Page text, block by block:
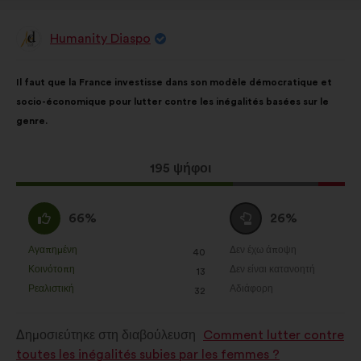
ΠρότασηHumanity Diaspo
της
πρότασης:
Il faut que la France investisse dans son modèle démocratique et
socio-économique pour lutter contre les inégalités basées sur le
genre.
Η
πρόταση
195 ψήφοι
κατανομή:
Συμφωνώ
:
66%
ως
εξής:
Αγαπημένη
: 40
φορές
Κοινότοπη
: 13
φορές
Ρεαλιστική
: 32
φορές
Ουδέτερη
ψήφος
:
26%
ως
εξής:
Δεν έχω άποψη
:φορές
Δεν είναι κατανοητή
:φορές
Αδιάφορη
φορές
Δημοσιεύτηκε στη διαβούλευση
Comment lutter contre
toutes les inégalités subies par les femmes ?